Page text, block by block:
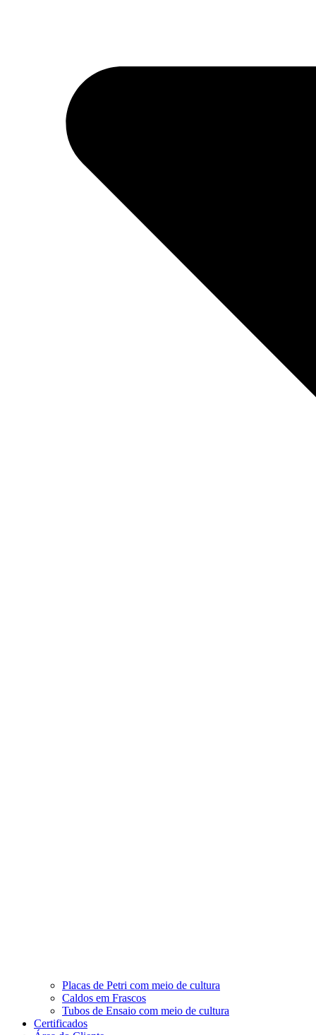
Placas de Petri com meio de cultura
Caldos em Frascos
Tubos de Ensaio com meio de cultura
Certificados